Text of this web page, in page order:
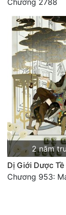
Chương 2788
2 năm
Dị Giới Dược